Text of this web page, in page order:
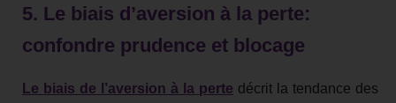
5. Le biais d’aversion à la perte:
confondre prudence et blocage
Le biais de l’aversion à la perte décrit la tendance des